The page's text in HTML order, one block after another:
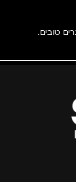
טובים.
למועדון